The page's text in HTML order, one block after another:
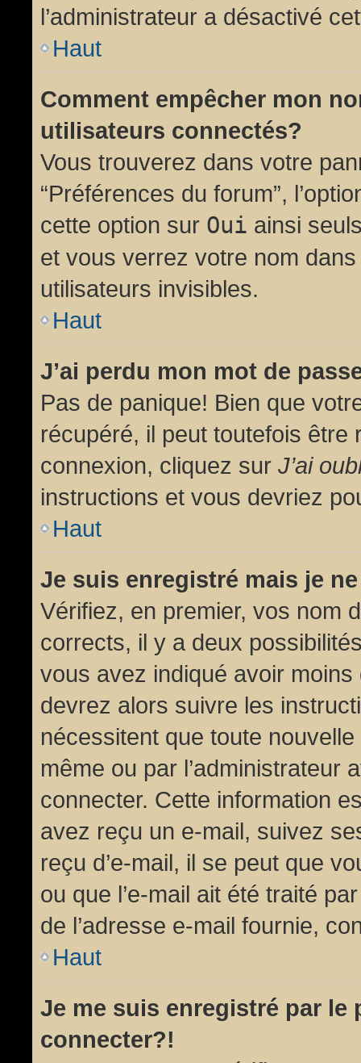
l’administrateur a désactivé
Haut
Comment empêcher mon
utilisateurs connectés?
Vous trouverez dans votre
“Préférences du forum”,
cette option sur Oui ainsi
et vous verrez votre nom
utilisateurs invisibles.
Haut
J’ai perdu mon mot de
Pas de panique! Bien que
récupéré, il peut toutefois être
connexion, cliquez sur J’ai
instructions et vous devriez
Haut
Je suis enregistré mais je
Vérifiez, en premier, vos nom
corrects, il y a deux
vous avez indiqué avoir
devrez alors suivre les
nécessitent que toute
même ou par l’administrateur
connecter. Cette information
avez reçu un e-mail, suivez
reçu d’e-mail, il se peut que
ou que l’e-mail ait été traité
de l’adresse e-mail fournie,
Haut
Je me suis enregistré par le
connecter?!